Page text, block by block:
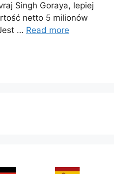
Singh Goraya, lepiej
netto 5 milionów
… Read more